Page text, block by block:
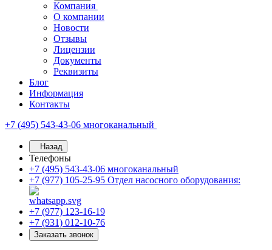
Компания
О компании
Новости
Отзывы
Лицензии
Документы
Реквизиты
Блог
Информация
Контакты
+7 (495) 543-43-06 многоканальный
Назад
Телефоны
+7 (495) 543-43-06 многоканальный
+7 (977) 105-25-95 Отдел насосного оборудования:
+7 (977) 123-16-19
+7 (931) 012-10-76
Заказать звонок